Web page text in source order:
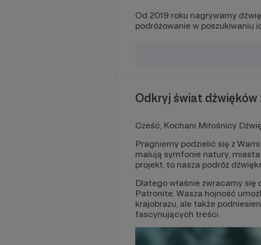
Od 2019 roku nagrywamy
podróżowanie w poszukiwaniu
Odkryj świat
Cześć, Kochani Miłośnicy
Pragniemy podzielić się z
malują symfonie natury,
projekt, to nasza podróż
Dlatego właśnie zwracamy
Patronite. Wasza hojność
krajobrazu, ale także
fascynujących treści.